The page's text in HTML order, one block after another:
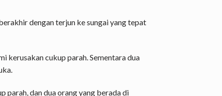
dengan terjun ke sungai yang tepat
kerusakan cukup parah. Sementara dua
parah, dan dua orang yang berada di